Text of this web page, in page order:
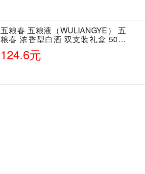
五粮春 五粮液（WULIANGYE） 五
粮春 浓香型白酒 双支装礼盒 50度
500ml*2瓶 含酒具
124.6元